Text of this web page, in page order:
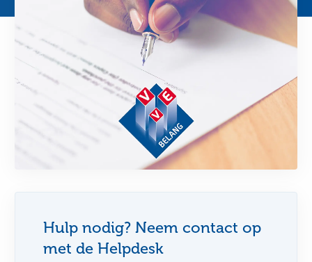
Hulp nodig? Neem contact op
met de Helpdesk